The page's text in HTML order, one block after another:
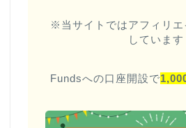
※当サイトではアフィリエ
しています
Fundsへの口座開設で